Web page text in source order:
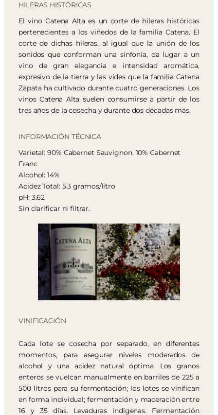
HILERAS HISTÓRICAS
El vino Catena Alta es un corte de hileras históricas
pertenecientes a los viñedos de la familia Catena. El
corte de dichas hileras, al igual que la unión de los
sonidos que conforman una sinfonía, da lugar a un
vino de gran elegancia e intensidad aromática,
expresivo de la tierra y las vides que la familia Catena
Zapata ha cultivado durante cuatro generaciones. Los
vinos Catena Alta suelen consumirse a partir de los
tres años de la cosecha y durante dos décadas más.
INFORMACIÓN TÉCNICA
Varietal: 90% Cabernet Sauvignon, 10% Cabernet
Franc
Alcohol: 14%
Acidez Total: 5.3 gramos/litro
pH: 3.62
Sin clarificar ni filtrar.
VINIFICACIÓN
Cada lote se cosecha por separado, en diferentes
momentos, para asegurar niveles moderados de
alcohol y una acidez natural óptima. Los granos
enteros se vuelcan manualmente en barriles de 225 a
500 litros para su fermentación; los lotes se vinifican
en forma individual; fermentación y maceración entre
16 y 35 días. Levaduras indígenas. Fermentación